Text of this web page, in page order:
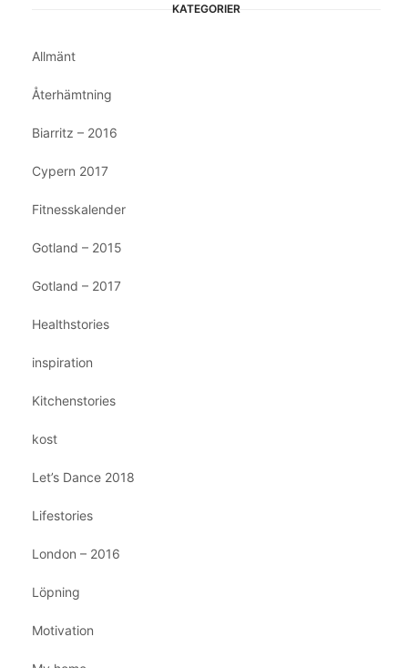
KATEGORIER
Allmänt
Återhämtning
Biarritz – 2016
Cypern 2017
Fitnesskalender
Gotland – 2015
Gotland – 2017
Healthstories
inspiration
Kitchenstories
kost
Let’s Dance 2018
Lifestories
London – 2016
Löpning
Motivation